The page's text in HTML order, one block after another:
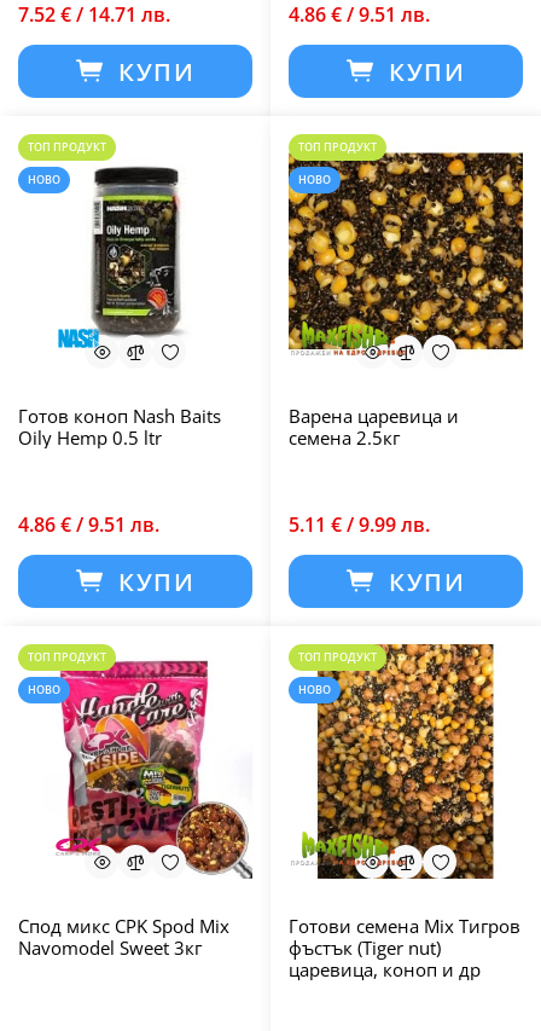
7.52 € / 14.71 лв.
КУПИ
4.86 € / 9.51 лв.
КУПИ
ТОП ПРОДУКТ
НОВО
Готов коноп Nash Baits
Oily Hemp 0.5 ltr
4.86 € / 9.51 лв.
КУПИ
ТОП ПРОДУКТ
НОВО
Варена царевица и
семена 2.5кг
5.11 € / 9.99 лв.
КУПИ
ТОП ПРОДУКТ
НОВО
Спод микс CPK Spod Mix
Navomodel Sweet 3кг
ТОП ПРОДУКТ
НОВО
Готови семена Mix Тигров
фъстък (Tiger nut)
царевица, коноп и др